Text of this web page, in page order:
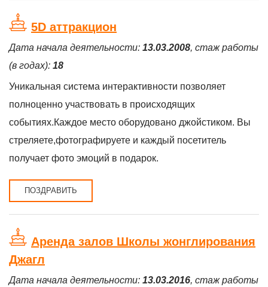
5D аттракцион
Дата начала деятельности: 13.03.2008, стаж работы
(в годах): 18
Уникальная система интерактивности позволяет
полноценно участвовать в происходящих
событиях.Каждое место оборудовано джойстиком. Вы
стреляете,фотографируете и каждый посетитель
получает фото эмоций в подарок.
ПОЗДРАВИТЬ
Аренда залов Школы жонглирования
Джагл
Дата начала деятельности: 13.03.2016, стаж работы